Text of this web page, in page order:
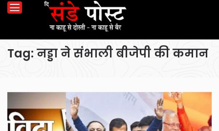
Tag: नड्डा ने संभाली बीजेपी की कमान